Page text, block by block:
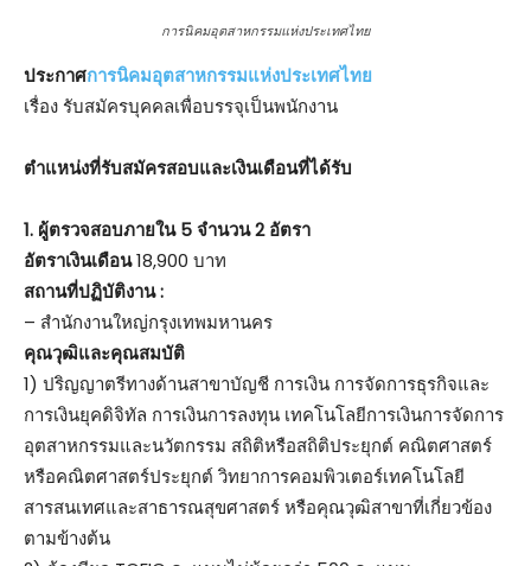
การนิคมอุตสาหกรรมแห่งประเทศไทย
ประกาศการนิคมอุตสาหกรรมแห่งประเทศไทย
เรื่อง รับสมัครบุคคลเพื่อบรรจุเป็นพนักงาน
ตําแหน่งที่รับสมัครสอบและเงินเดือนที่ได้รับ
1. ผู้ตรวจสอบภายใน 5 จำนวน 2 อัตรา
อัตราเงินเดือน18,900 บาท
สถานที่ปฏิบัติงาน :
– สำนักงานใหญ่กรุงเทพมหานคร
คุณวุฒิและคุณสมบัติ
1) ปริญญาตรีทางด้านสาขาบัญชี การเงิน การจัดการธุรกิจและ
การเงินยุคดิจิทัล การเงินการลงทุน เทคโนโลยีการเงินการจัดการ
อุตสาหกรรมและนวัตกรรม สถิติหรือสถิติประยุกต์ คณิตศาสตร์
หรือคณิตศาสตร์ประยุกต์ วิทยาการคอมพิวเตอร์เทคโนโลยี
สารสนเทศและสาธารณสุขศาสตร์ หรือคุณวุฒิสาขาที่เกี่ยวข้อง
ตามข้างต้น